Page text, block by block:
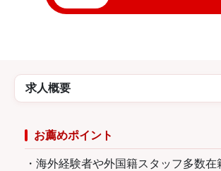
求人概要
お薦めポイント
・海外経験者や外国籍スタッフ多数在